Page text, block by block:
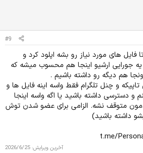
#9
های مورد نیاز رو بشه اپلود کرد و
جورایی ارشیو اینجا هم محسوب میشه که
هم دیگه رو داشته باشیم .
و چنل تلگرام فقط واسه اینه فایل ها و
و دسترسی داشته باشید یا اگه واسه اینجا
متوقف نشه. الزامی برای عضو شدن توش
داشته باشید)
t.me/
آخرین ویرایش: 2026/6/25